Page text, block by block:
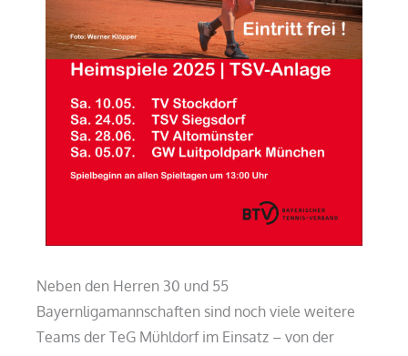
Neben den Herren 30 und 55
Bayernligamannschaften sind noch viele weitere
Teams der TeG Mühldorf im Einsatz – von der